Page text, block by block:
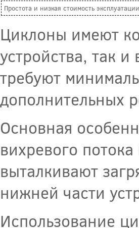
Простота и низкая стоимость эксплуатации
Циклоны имеют
устройства, так
требуют
дополнительных
Основная
вихревого
выталкивают
нижней части
Использование